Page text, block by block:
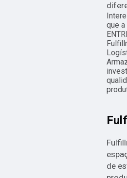
que
de